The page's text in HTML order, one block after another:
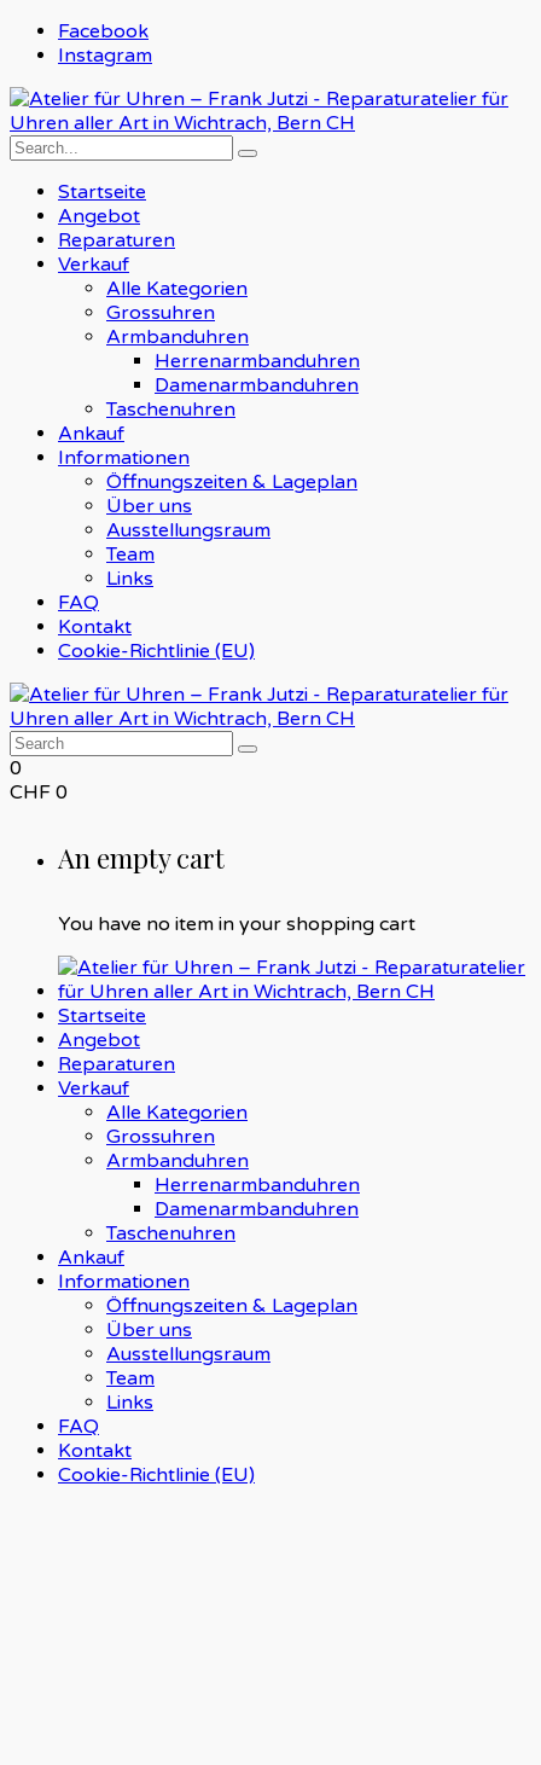
Facebook
Instagram
Startseite
Angebot
Reparaturen
Verkauf
Alle Kategorien
Grossuhren
Armbanduhren
Herrenarmbanduhren
Damenarmbanduhren
Taschenuhren
Ankauf
Informationen
Öffnungszeiten & Lageplan
Über uns
Ausstellungsraum
Team
Links
FAQ
Kontakt
Cookie-Richtlinie (EU)
0
CHF 0
An empty cart
You have no item in your shopping cart
Startseite
Angebot
Reparaturen
Verkauf
Alle Kategorien
Grossuhren
Armbanduhren
Herrenarmbanduhren
Damenarmbanduhren
Taschenuhren
Ankauf
Informationen
Öffnungszeiten & Lageplan
Über uns
Ausstellungsraum
Team
Links
FAQ
Kontakt
Cookie-Richtlinie (EU)